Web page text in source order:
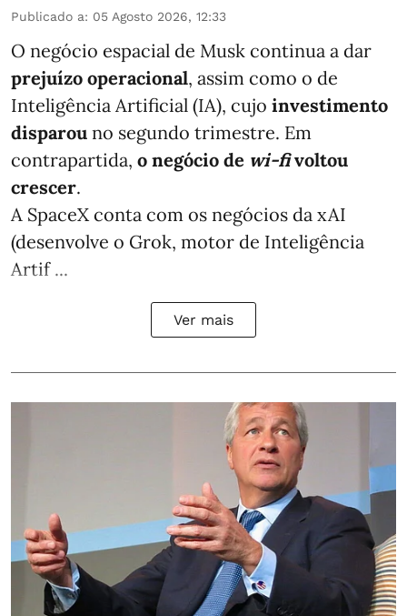
Publicado a: 05 Agosto 2026, 12:33
O negócio espacial de Musk continua a dar
prejuízo operacional, assim como o de
Inteligência Artificial (IA), cujo investimento
disparou no segundo trimestre. Em
contrapartida, o negócio de wi-fivoltou
crescer.
A SpaceX conta com os negócios da xAI
(desenvolve o Grok, motor de Inteligência
Artif ...
Ver mais